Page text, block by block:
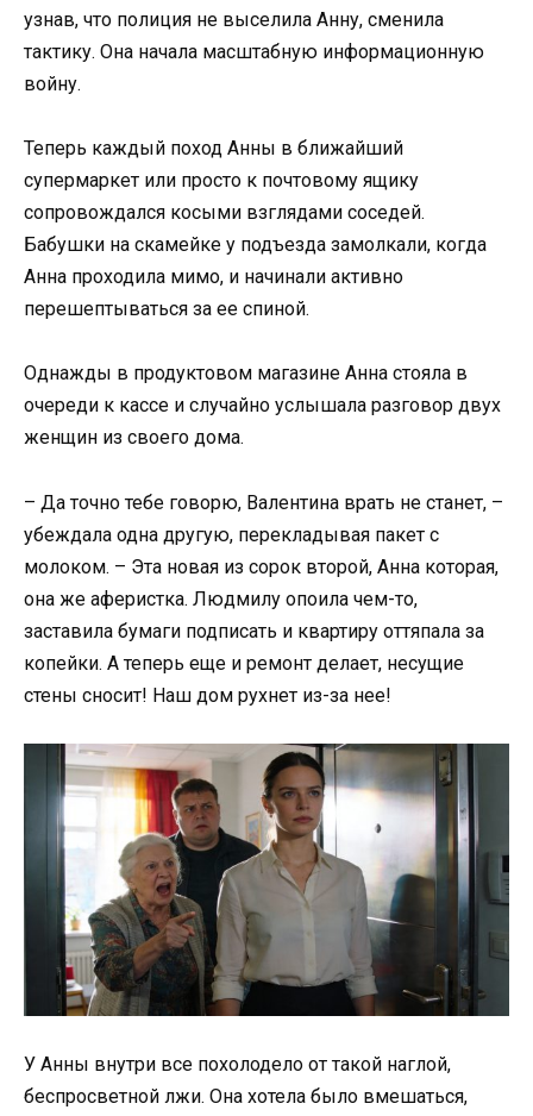
узнав, что полиция не выселила Анну, сменила
тактику. Она начала масштабную информационную
войну.
Теперь каждый поход Анны в ближайший
супермаркет или просто к почтовому ящику
сопровождался косыми взглядами соседей.
Бабушки на скамейке у подъезда замолкали, когда
Анна проходила мимо, и начинали активно
перешептываться за ее спиной.
Однажды в продуктовом магазине Анна стояла в
очереди к кассе и случайно услышала разговор двух
женщин из своего дома.
– Да точно тебе говорю, Валентина врать не станет, –
убеждала одна другую, перекладывая пакет с
молоком. – Эта новая из сорок второй, Анна которая,
она же аферистка. Людмилу опоила чем-то,
заставила бумаги подписать и квартиру оттяпала за
копейки. А теперь еще и ремонт делает, несущие
стены сносит! Наш дом рухнет из-за нее!
У Анны внутри все похолодело от такой наглой,
беспросветной лжи. Она хотела было вмешаться,